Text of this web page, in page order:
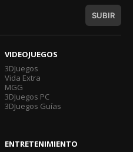
SUBIR
VIDEOJUEGOS
3DJuegos
Vida Extra
MGG
3DJuegos PC
3DJuegos Guías
ENTRETENIMIENTO